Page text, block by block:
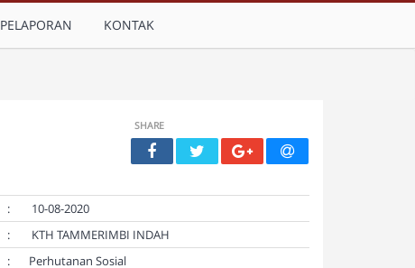
PELAPORAN KONTAK
SHARE
:
10-08-2020
:
KTH TAMMERIMBI INDAH
:
Perhutanan Sosial